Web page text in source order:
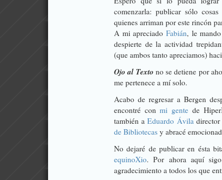
comenzarla: publicar sólo
quienes arriman por este rincón
A mi apreciado Fabián, le
despierte de la actividad
(que ambos tanto apreciamos)
Ojo al Texto no se detiene por
me pertenece a mí solo.
Acabo de regresar a Bergen
encontré conmi gente de
también aEduardo Ávila
de Bibliotecas y abracé
No dejaré de publicar en ésta
equinoXio. Por ahora aquí
agradecimiento a todos los que